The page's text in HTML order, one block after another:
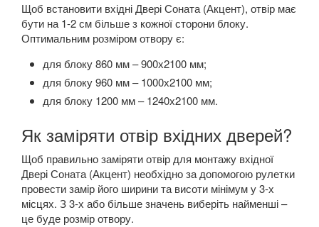
Щоб встановити вхідні Двері Соната (Акцент), отвір має
бути на 1-2 см більше з кожної сторони блоку.
Оптимальним розміром отвору є:
для блоку 860 мм – 900х2100 мм;
для блоку 960 мм – 1000х2100 мм;
для блоку 1200 мм – 1240х2100 мм.
Як заміряти отвір вхідних дверей?
Щоб правильно заміряти отвір для монтажу вхідної
Двері Соната (Акцент) необхідно за допомогою рулетки
провести замір його ширини та висоти мінімум у 3-х
місцях. З 3-х або більше значень виберіть найменші –
це буде розмір отвору.